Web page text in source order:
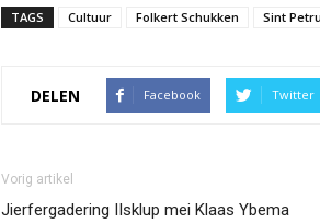
TAGS Cultuur Folkert Schukken Sint
DELEN Facebook Twitter
Vorig artikel
Jierfergadering IIsklup mei Klaas Ybema